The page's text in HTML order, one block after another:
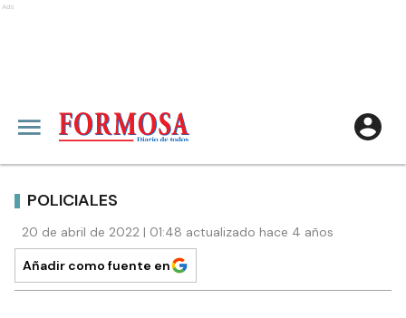
Ads
POLICIALES
20 de abril de 2022 | 01:48 actualizado hace 4 años
Añadir como fuente en